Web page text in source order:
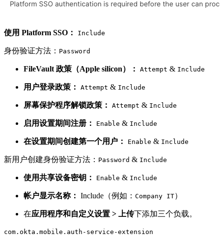
使用 Platform SSO： Include
身份验证方法： Password
FileVault 政策（Apple silicon）： Attempt & Include
用户登录政策： Attempt & Include
屏幕保护程序解锁政策： Attempt & Include
启用设置期间注册： Enable & Include
在设置期间创建第一个用户： Enable & Include
新用户创建身份验证方法： Password & Include
使用共享设备密钥： Enable & Include
帐户显示名称： Include（例如： Company IT）
在应用程序和自定义设置 > 上传下添加三个负载。
com.okta.mobile.auth-service-extension